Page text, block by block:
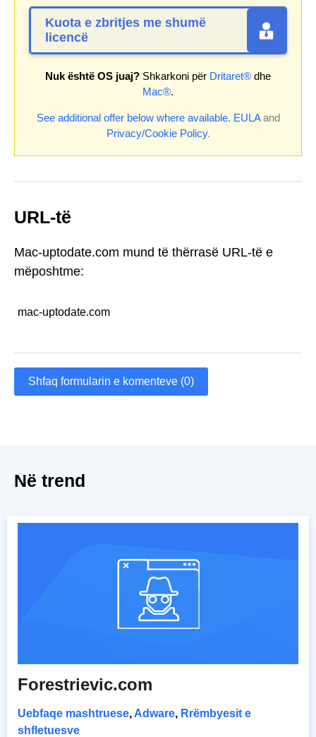
Kuota e zbritjes me shumë
licencë
Nuk është OS juaj? Shkarkoni për Dritaret® dhe
Mac®.
See additional offer below where available. EULAand
Privacy/Cookie Policy.
URL-të
Mac-uptodate.com mund të thërrasë URL-të e
mëposhtme:
mac-uptodate.com
Shfaq formularin e komenteve (0)
Në trend
Forestrievic.com
Uebfaqe mashtruese, Adware, Rrëmbyesit e
shfletuesve